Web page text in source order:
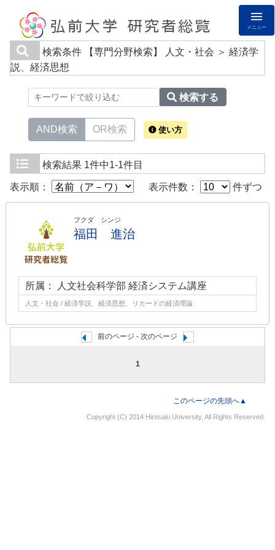
メニュー
検索条件
【専門分野検索】 人文・社会 ＞ 経済学
説、経済思想
検索する
AND検索 OR検索 使い方
検索結果 1件中1-1件目
表示順： 表示件数： 件ずつ
フクダ シンジ
福田 進治
所属： 人文社会科学部 経済システム講座
人文・社会 / 経済学説、経済思想、リカードの経済理論
前のページ - 次のページ
1
このページの先頭へ▲
Copyright (C) 2014 Hirosaki University, All Rights Reserved.